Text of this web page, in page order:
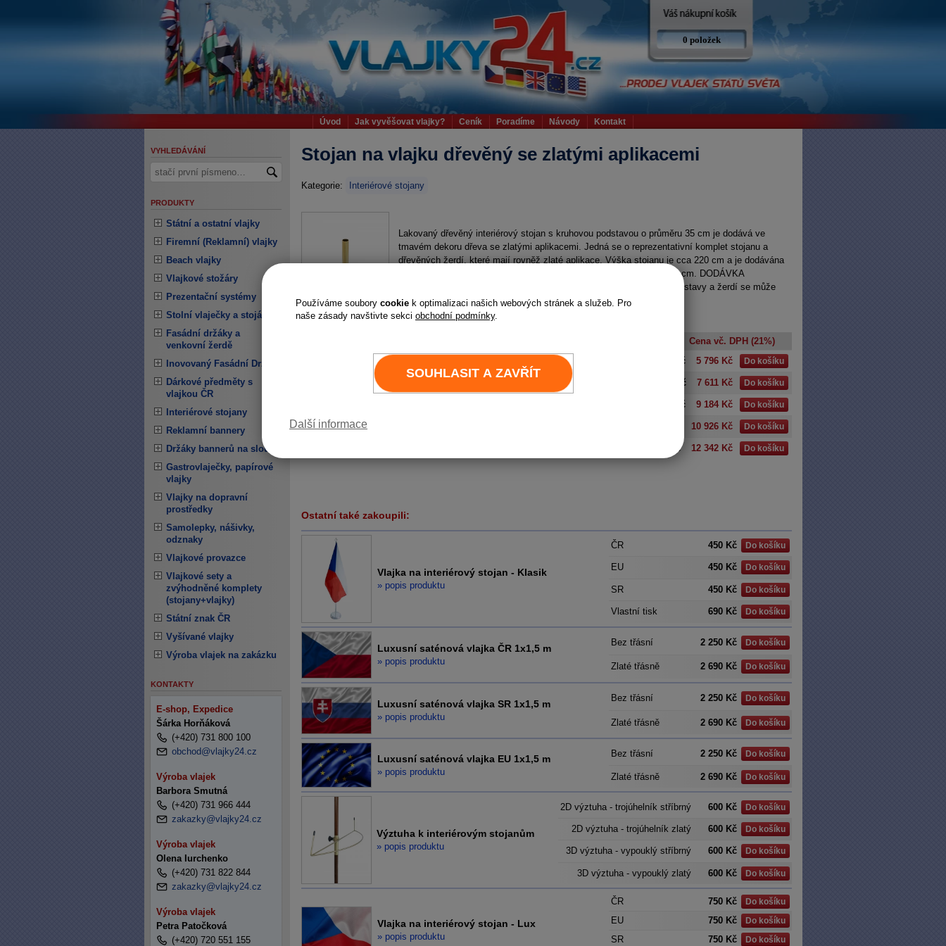
0 položek
Úvod Jak vyvěšovat vlajky? Ceník Poradíme Návody Kontakt
Stojan na vlajku dřevěný se zlatými aplikacemi
Kategorie: Interiérové stojany
Lakovaný dřevěný interiérový stojan s kruhovou podstavou o průměru 35 cm je dodává ve
tmavém dekoru dřeva se zlatými aplikacemi. Jedná se o reprezentativní komplet stojanu a
dřevěných žerdí, které mají rovněž zlaté aplikace. Výška stojanu je cca 220 cm a je dodávána
včetně zlatých úchytů na vlajku. Stojan je vhodný na vlajky 150x100 cm. DODÁVKA
OBSAHUJE: PODSTAVA + LUXUSNÍ ŽERDĚ + ÚCHYTY. Odstín podstavy a žerdí se může
lišit!
Cena vč. DPH (21%)
4 790 Kč 5 796 Kč Do košíku
6 290 Kč 7 611 Kč Do košíku
7 590 Kč 9 184 Kč Do košíku
10 926 Kč Do košíku
10 200 Kč 12 342 Kč Do košíku
Ostatní také zakoupili:
Vlajka na interiérový stojan - Klasik
» popis produktu
ČR 450 Kč Do košíku
EU 450 Kč Do košíku
SR 450 Kč Do košíku
Vlastní tisk 690 Kč Do košíku
Luxusní saténová vlajka ČR 1x1,5 m
» popis produktu
Bez třásní 2 250 Kč Do košíku
Zlaté třásně 2 690 Kč Do košíku
Luxusní saténová vlajka SR 1x1,5 m
» popis produktu
Bez třásní 2 250 Kč Do košíku
Zlaté třásně 2 690 Kč Do košíku
Luxusní saténová vlajka EU 1x1,5 m
» popis produktu
Bez třásní 2 250 Kč Do košíku
Zlaté třásně 2 690 Kč Do košíku
Výztuha k interiérovým stojanům
» popis produktu
2D výztuha - trojúhelník stříbrný 600 Kč Do košíku
2D výztuha - trojúhelník zlatý 600 Kč Do košíku
3D výztuha - vypouklý stříbrný 600 Kč Do košíku
3D výztuha - vypouklý zlatý 600 Kč Do košíku
Vlajka na interiérový stojan - Lux
» popis produktu
ČR 750 Kč Do košíku
EU 750 Kč Do košíku
SR 750 Kč Do košíku
VYHLEDÁVÁNÍ
PRODUKTY
Státní a ostatní vlajky
Firemní (Reklamní) vlajky
Beach vlajky
Vlajkové stožáry
Prezentační systémy
Stolní vlaječky a stojánky
Fasádní držáky a
venkovní žerdě
Inovovaný Fasádní Držák
Dárkové předměty s
vlajkou ČR
Interiérové stojany
Reklamní bannery
Držáky bannerů na sloupy
Gastrovlaječky, papírové
vlajky
Vlajky na dopravní
prostředky
Samolepky, nášivky,
odznaky
Vlajkové provazce
Vlajkové sety a
zvýhodněné komplety
(stojany+vlajky)
Státní znak ČR
Vyšívané vlajky
Výroba vlajek na zakázku
KONTAKTY
E-shop, Expedice
Šárka Horňáková
(+420) 731 800 100
obchod@vlajky24.cz
Výroba vlajek
Barbora Smutná
(+420) 731 966 444
zakazky@vlajky24.cz
Výroba vlajek
Olena Iurchenko
(+420) 731 822 844
zakazky@vlajky24.cz
Výroba vlajek
Petra Patočková
(+420) 720 551 155
Používáme soubory cookie k optimalizaci našich webových stránek a služeb. Pro
naše zásady navštivte sekci obchodní podmínky.
SOUHLASIT A ZAVŘÍT
Další informace